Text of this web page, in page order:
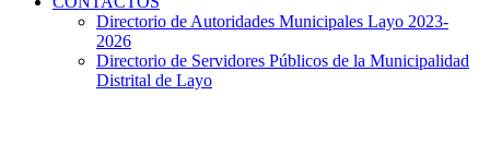
Directorio de Autoridades Municipales Layo 2023-
2026
Directorio de Servidores Públicos de la Municipalidad
Distrital de Layo